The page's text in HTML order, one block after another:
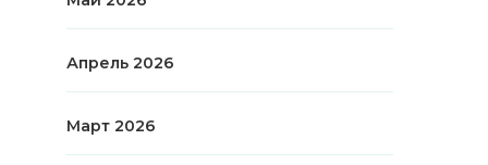
Апрель 2026
Март 2026